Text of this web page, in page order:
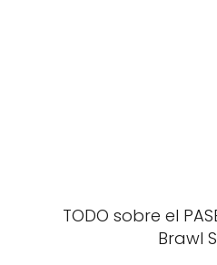
TODO sobre el
Brawl